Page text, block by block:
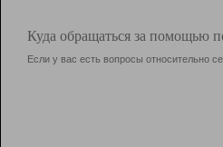
Куда обращаться за помощью
Если у вас есть вопросы относительно